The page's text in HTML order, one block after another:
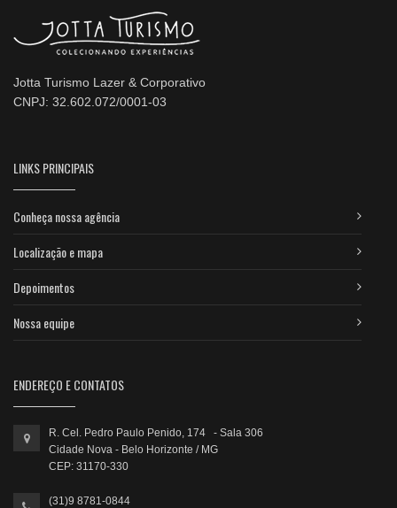
Jotta Turismo Lazer & Corporativo
CNPJ: 32.602.072/0001-03
LINKS PRINCIPAIS
Conheça nossa agência
Localização e mapa
Depoimentos
Nossa equipe
ENDEREÇO E CONTATOS
R. Cel. Pedro Paulo Penido, 174 - Sala 306
Cidade Nova - Belo Horizonte / MG
CEP: 31170-330
(31)9 8781-0844